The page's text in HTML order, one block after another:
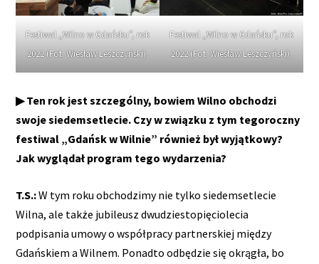
Festiwal „Wilno w Gdańsku”, rok
2022 (Fot. Wiesław Leszczyński).
Festiwal „Wilno w Gdańsku”, rok
2022 (Fot. Wiesław Leszczyński).
▶ Ten rok jest szczególny, bowiem Wilno obchodzi
swoje siedemsetlecie. Czy w związku z tym tegoroczny
festiwal „Gdańsk w Wilnie” również był wyjątkowy?
Jak wyglądał program tego wydarzenia?
T.S.:W tym roku obchodzimy nie tylko siedemsetlecie
Wilna, ale także jubileusz dwudziestopięciolecia
podpisania umowy o współpracy partnerskiej między
Gdańskiem a Wilnem. Ponadto odbędzie się okrągła, bo